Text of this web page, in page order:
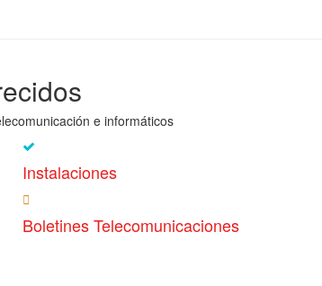
e informáticos
Instalaciones
Boletines Telecomunicaciones